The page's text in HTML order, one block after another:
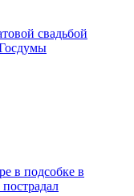
свадьбой
в подсобке в